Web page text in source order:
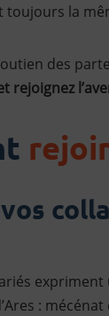
toujours la
des
rejoignez
: